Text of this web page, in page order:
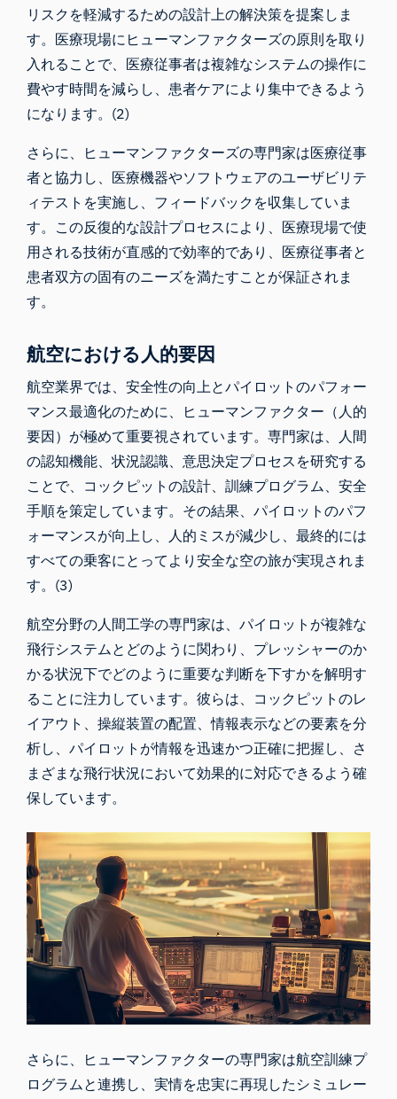
リスクを軽減するための設計上の解決策を提案しま
す。医療現場にヒューマンファクターズの原則を取り
入れることで、医療従事者は複雑なシステムの操作に
費やす時間を減らし、患者ケアにより集中できるよう
になります。(2)
さらに、ヒューマンファクターズの専門家は医療従事
者と協力し、医療機器やソフトウェアのユーザビリテ
ィテストを実施し、フィードバックを収集していま
す。この反復的な設計プロセスにより、医療現場で使
用される技術が直感的で効率的であり、医療従事者と
患者双方の固有のニーズを満たすことが保証されま
す。
航空における人的要因
航空業界では、安全性の向上とパイロットのパフォー
マンス最適化のために、ヒューマンファクター（人的
要因）が極めて重要視されています。専門家は、人間
の認知機能、状況認識、意思決定プロセスを研究する
ことで、コックピットの設計、訓練プログラム、安全
手順を策定しています。その結果、パイロットのパフ
ォーマンスが向上し、人的ミスが減少し、最終的には
すべての乗客にとってより安全な空の旅が実現されま
す。(3)
航空分野の人間工学の専門家は、パイロットが複雑な
飛行システムとどのように関わり、プレッシャーのか
かる状況下でどのように重要な判断を下すかを解明す
ることに注力しています。彼らは、コックピットのレ
イアウト、操縦装置の配置、情報表示などの要素を分
析し、パイロットが情報を迅速かつ正確に把握し、さ
まざまな飛行状況において効果的に対応できるよう確
保しています。
さらに、ヒューマンファクターの専門家は航空訓練プ
ログラムと連携し、実情を忠実に再現したシミュレー